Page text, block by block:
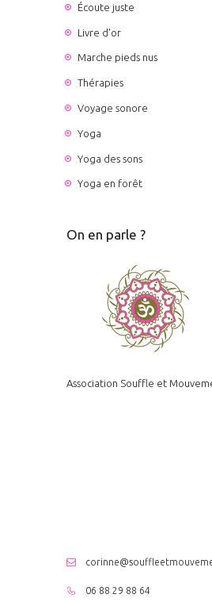
Écoute juste
Livre d'or
Marche pieds nus
Thérapies
Voyage sonore
Yoga
Yoga des sons
Yoga en forêt
On en parle ?
Association Souffle et
06 88 29 88 64